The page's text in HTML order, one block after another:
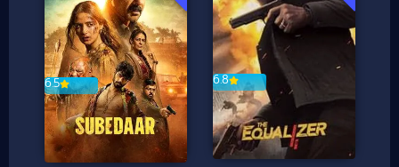
6.5 6.8